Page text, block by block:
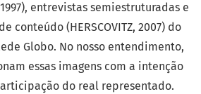
entrevistas semiestruturadas e
conteúdo (HERSCOVITZ, 2007) do
Globo. No nosso entendimento,
essas imagens com a intenção
do real representado.